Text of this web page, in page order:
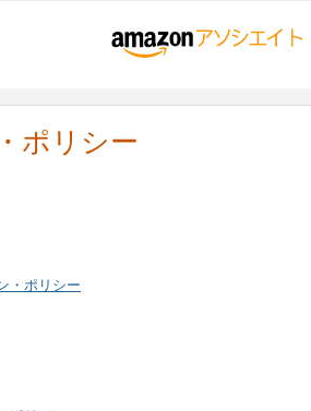
ポリシー
・ポリシー